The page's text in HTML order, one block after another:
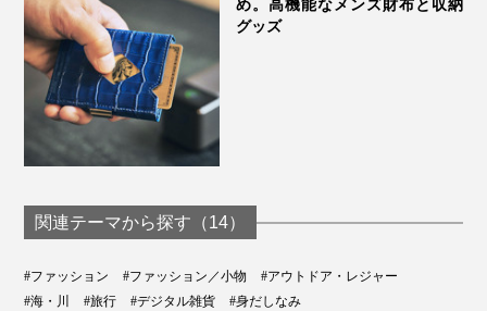
め。高機能なメンズ財布と収納
グッズ
関連テーマから探す（14）
#ファッション #ファッション／小物
#アウトドア・レジャー
#海・川
#旅行 #デジタル雑貨
#身だしなみ